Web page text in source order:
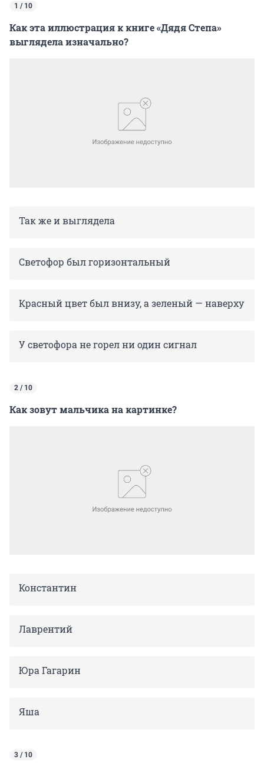
1 / 10
Как эта иллюстрация к книге «Дядя Степа»
выглядела изначально?
Так же и выглядела
Светофор был горизонтальный
Красный цвет был внизу, а зеленый — наверху
У светофора не горел ни один сигнал
2 / 10
Как зовут мальчика на картинке?
Константин
Лаврентий
Юра Гагарин
Яша
3 / 10